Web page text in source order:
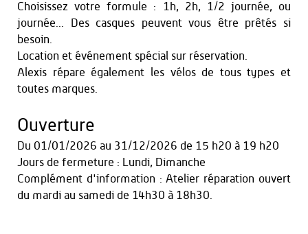
Choisissez votre formule : 1h, 2h, 1/2 journée, ou
journée... Des casques peuvent vous être prêtés si
besoin.
Location et événement spécial sur réservation.
Alexis répare également les vélos de tous types et
toutes marques.
Ouverture
Du 01/01/2026 au 31/12/2026 de 15 h20 à 19 h20
Jours de fermeture : Lundi, Dimanche
Complément d'information : Atelier réparation ouvert
du mardi au samedi de 14h30 à 18h30.